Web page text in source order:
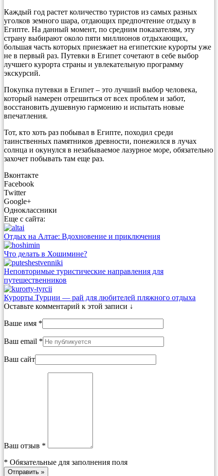
Каждый год растет количество туристов из самых разных
уголков земного шара, отдающих предпочтение отдыху в
Египте. На данный момент, по средним показателям, эту
страну выбирают около пяти миллионов отдыхающих,
большая часть которых приезжает на египетские курорты уже
не в первый раз. Путевки в Египет сочетают в себе выбор
лучшего курорта страны и увлекательную программу
экскурсий.
Покупка путевки в Египет – это лучший выбор человека,
который намерен отрешиться от всех проблем и забот,
восстановить душевную гармонию и испытать новые
впечатления.
Тот, кто хоть раз побывал в Египте, походил среди
таинственных памятников древности, понежился в лучах
солнца и окунулся в незабываемое лазурное море, обязательно
захочет побывать там еще раз.
Вконтакте
Facebook
Twitter
Google+
Одноклассники
Еще с сайта:
Отдых на Алтае: Вдохновение и приключения
Что делать в Хошимине?
Неповторимые туристические направления для
путешественников
Курорты Турции — рай для любителей пляжного отдыха
Оставьте комментарий к этой записи ↓
Ваше имя *
Ваш email *
Ваш сайт
Ваш отзыв *
* Обязательные для заполнения поля